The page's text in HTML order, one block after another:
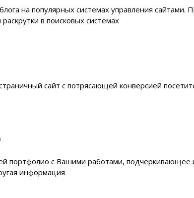
на популярных системах управления
в поисковых системах
сайт с потрясающей конверсией
портфолио с Вашими работами, подчеркивающее
информация